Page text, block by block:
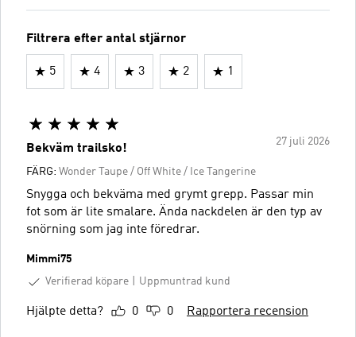
Filtrera efter antal stjärnor
5 4 3 2 1
27 juli 2026
Bekväm trailsko!
FÄRG: Wonder Taupe / Off White / Ice Tangerine
Snygga och bekväma med grymt grepp. Passar min
fot som är lite smalare. Ända nackdelen är den typ av
snörning som jag inte föredrar.
Mimmi75
Verifierad köpare
Uppmuntrad kund
Hjälpte detta? 0 0 Rapportera recension